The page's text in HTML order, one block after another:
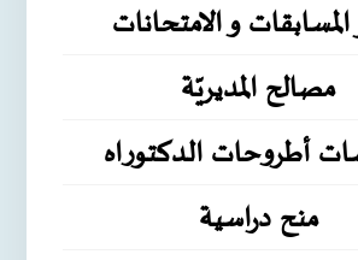
و الامتحانات
مصالح المديريّة
أطروحات الدكتوراه
منح دراسية